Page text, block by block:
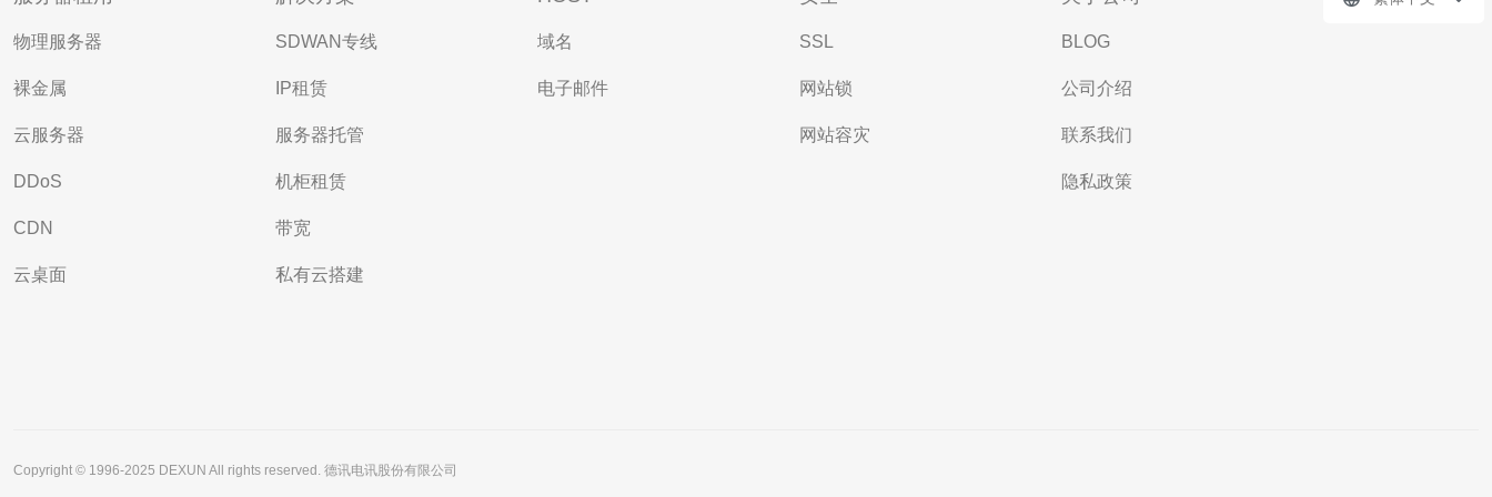
物理服务器
裸金属
云服务器
DDoS
CDN
云桌面
SDWAN专线
IP租赁
服务器托管
机柜租赁
带宽
私有云搭建
域名
电子邮件
SSL
网站锁
网站容灾
BLOG
公司介绍
联系我们
隐私政策
Copyright © 1996-2025 DEXUN All rights reserved. 德讯电讯股份有限公司